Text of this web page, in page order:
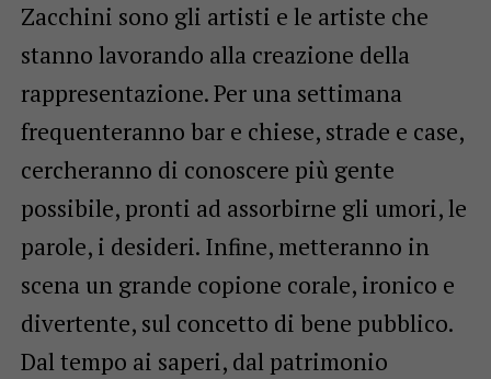
Zacchini sono gli artisti e le artiste che
stanno lavorando alla creazione della
rappresentazione. Per una settimana
frequenteranno bar e chiese, strade e case,
cercheranno di conoscere più gente
possibile, pronti ad assorbirne gli umori, le
parole, i desideri. Infine, metteranno in
scena un grande copione corale, ironico e
divertente, sul concetto di bene pubblico.
Dal tempo ai saperi, dal patrimonio